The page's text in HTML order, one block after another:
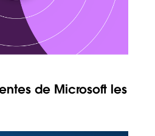
de Microsoft les